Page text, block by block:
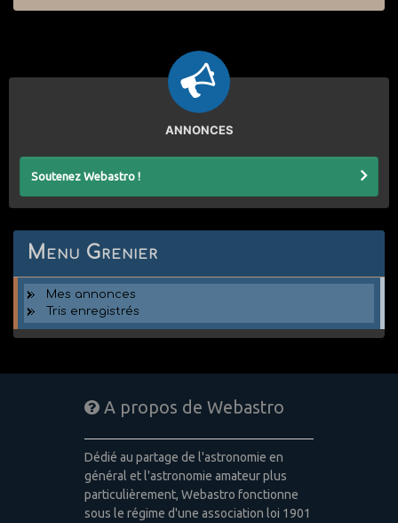
ANNONCES
Soutenez Webastro !
Menu Grenier
Mes annonces
Tris enregistrés
A propos de Webastro
Dédié au partage de l'astronomie en
général et l'astronomie amateur plus
particulièrement, Webastro fonctionne
sous le régime d'une association loi 1901